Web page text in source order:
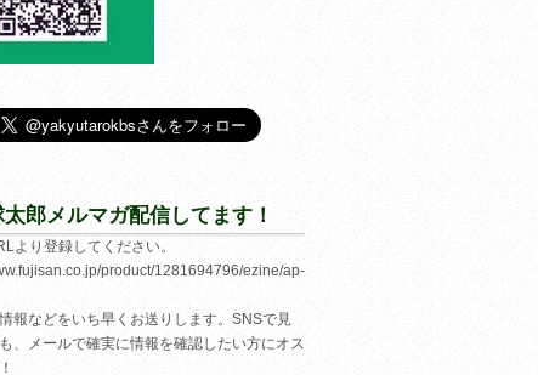
郎メルマガ配信してます！
より登録してください。
product/1281694796/ezine/ap-
報などをいち早くお送りします。SNSで見
、メールで確実に情報を確認したい方にオス